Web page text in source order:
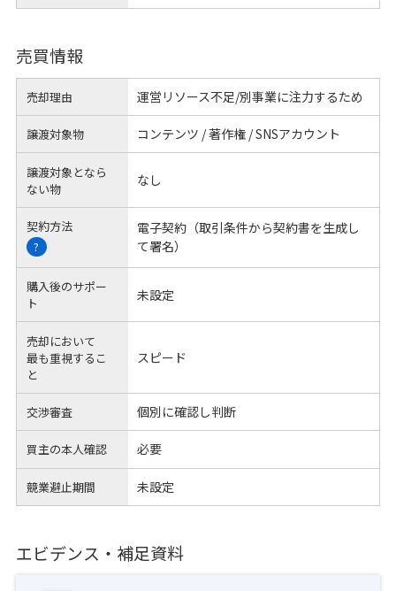
売買情報
売却理由 運営リソース不足/別事業に注力するため
譲渡対象物 コンテンツ / 著作権 / SNSアカウント
譲渡対象となら
ない物
なし
契約方法
?
電子契約（取引条件から契約書を生成し
て署名）
購入後のサポー
ト
未設定
売却において
最も重視するこ
と
スピード
交渉審査 個別に確認し判断
買主の本人確認 必要
競業避止期間 未設定
エビデンス・補足資料